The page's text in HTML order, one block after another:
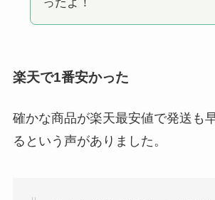
ったよ！
楽天で1番安かった
確かな商品が楽天最安値で発送も
るという声がありました。